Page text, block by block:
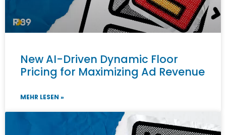
New AI-Driven Dynamic Floor
Pricing for Maximizing Ad Revenue
MEHR LESEN »